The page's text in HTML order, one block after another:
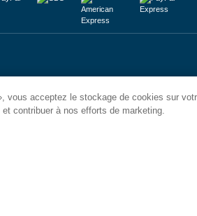
vous acceptez le stockage de cookies sur
contribuer à nos efforts de marketing.